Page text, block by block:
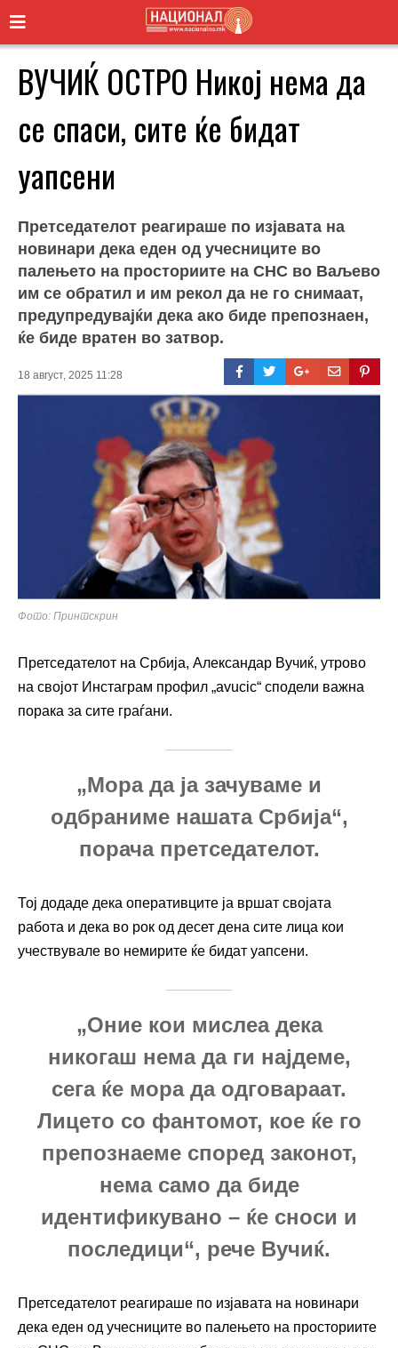
ВУЧИЌ ОСТРО Никој нема да
се спаси, сите ќе бидат
уапсени
Претседателот реагираше по изјавата на
новинари дека еден од учесниците во
палењето на просториите на СНС во Ваљево
им се обратил и им рекол да не го снимаат,
предупредувајќи дека ако биде препознаен,
ќе биде вратен во затвор.
18 август, 2025 11:28
Фото: Принтскрин
Претседателот на Србија, Александар Вучиќ, утрово
на својот Инстаграм профил „avucic“ сподели важна
порака за сите граѓани.
„Мора да ја зачуваме и
одбраниме нашата Србија“,
порача претседателот.
Тој додаде дека оперативците ја вршат својата
работа и дека во рок од десет дена сите лица кои
учествувале во немирите ќе бидат уапсени.
„Оние кои мислеа дека
никогаш нема да ги најдеме,
сега ќе мора да одговараат.
Лицето со фантомот, кое ќе го
препознаеме според законот,
нема само да биде
идентификувано – ќе сноси и
последици“, рече Вучиќ.
Претседателот реагираше по изјавата на новинари
дека еден од учесниците во палењето на просториите